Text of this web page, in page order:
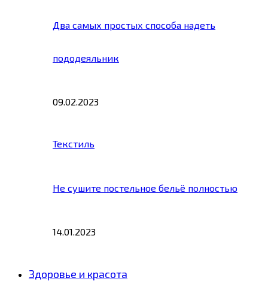
Два самых простых способа надеть
пододеяльник
09.02.2023
Текстиль
Не сушите постельное бельё полностью
14.01.2023
Здоровье и красота